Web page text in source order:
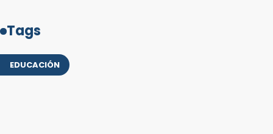
Tags
EDUCACIÓN